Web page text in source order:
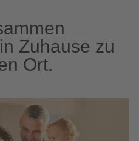
Zuhause zu
Ort.